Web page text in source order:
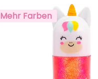
Mehr Farben